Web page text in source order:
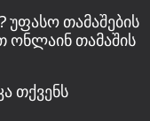
უფასო თამაშების
ონლაინ თამაშის
თქვენს